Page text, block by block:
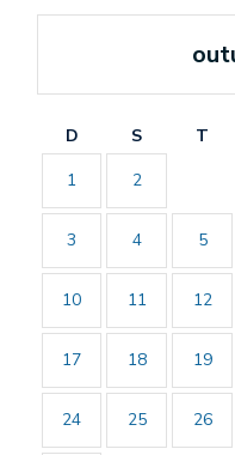
D S T
1
2
3 4 5
10 11 12
17 18 19
24 25 26